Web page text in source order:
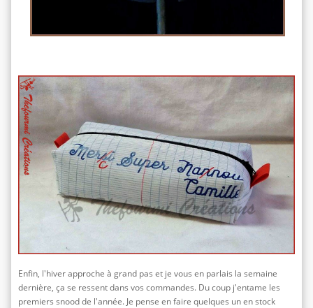
Enfin, l'hiver approche à grand pas et je vous en parlais la semaine
dernière, ça se ressent dans vos commandes. Du coup j'entame les
premiers snood de l'année. Je pense en faire quelques un en stock